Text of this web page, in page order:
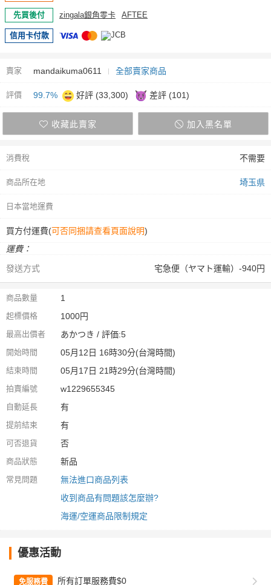
先買後付 zingala銀角零卡 AFTEE
信用卡付款
賣家 mandaikuma0611 全部賣家商品
評價 99.7% 好評 (33,300) 差評 (101)
收藏此賣家 加入黑名單
消費稅 不需要
商品所在地 埼玉県
日本當地運費
買方付運費(可否同捆請查看頁面說明)
運費：
發送方式
宅急便（ヤマト運輸）-940円
商品數量 1
起標價格 1000円
最高出價者 あかつき / 評価:5
開始時間 05月12日 16時30分(台灣時間)
結束時間 05月17日 21時29分(台灣時間)
拍賣編號 w1229655345
自動延長 有
提前結束 有
可否退貨 否
商品狀態 新品
常見問題
無法進口商品列表
收到商品有問題該怎麼辦?
海運/空運商品限制規定
優惠活動
免服務費 所有訂單服務費$0